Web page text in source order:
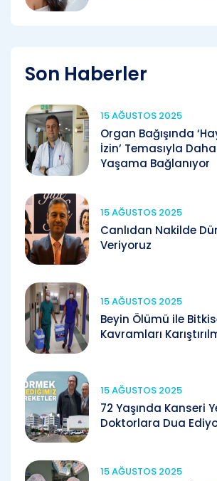
Son Haberler
15 AĞUSTOS 2025
Organ Bağışında
İzin’ Temasıyla
Yaşama Bağlanıyor
15 AĞUSTOS 2025
Canlıdan Nakilde
Veriyoruz
15 AĞUSTOS 2025
Beyin Ölümü ile
Kavramları
15 AĞUSTOS 2025
72 Yaşında Kanseri
Doktorlara Dua
15 AĞUSTOS 2025